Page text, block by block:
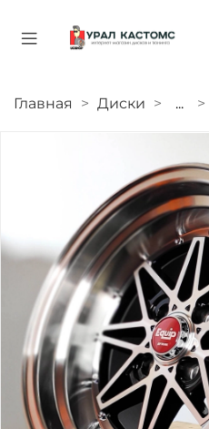
Главная Диски ...